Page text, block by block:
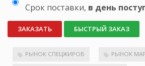
Срок поставки, в день
ЗАКАЗАТЬ БЫСТРЫЙ ЗАКАЗ
РЫНОК СПЕЦЖИРОВ РЫНОК